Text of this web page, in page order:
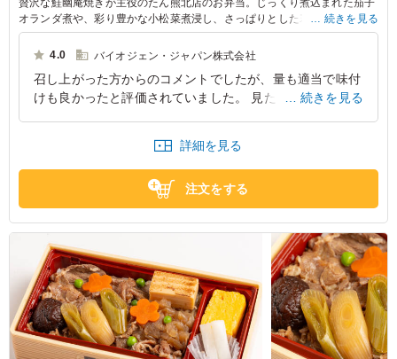
贅沢な鮭幽庵焼きが主役のたん熊北店のお弁当。じっくり煮込まれた茄子
オランダ煮や、彩り豊かな小松菜煮浸し、さっぱりとした若布胡瓜酢が食
欲をそそります。デザートには、抹茶ときなこのわらび餅を添えてお届け
します。バラエティ豊かな季節のお惣菜と筍ご飯が織りなす老舗の味をお
続きを見る
4.0 バイオジェン・ジャパン株式会社
召し上がった方からのコメントでしたが、量も適当で味付
けも良かったと評価されていました。 見た目の大きさも
東京都中央区日本橋2026/07/27
続きを見る
詳細を見る
注文をする